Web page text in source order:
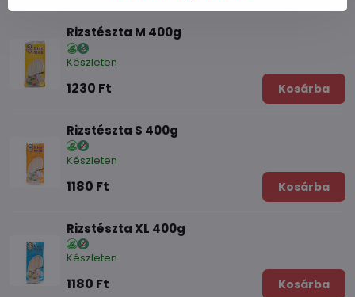
Rizstészta M 400g
Készleten
1230 Ft Kosárba
Rizstészta S 400g
Készleten
1180 Ft Kosárba
Rizstészta XL 400g
Készleten
1180 Ft Kosárba